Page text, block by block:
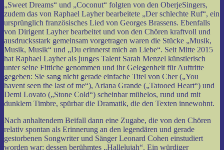
„Sweet Dreams“ und „Coconut“ folgten von den OberjeSingers,
zudem das von Raphael Layher bearbeitete „Der schlechte Ruf“, ein
ursprünglich französisches Lied von Georges Brassens. Ebenfalls
von Dirigent Layher bearbeitet und von den Chören kraftvoll und
ausdrucksstark gemeinsam vorgetragen waren die Stücke „Musik,
Musik, Musik“ und „Du erinnerst mich an Liebe“. Seit Mitte 2015
hat Raphael Layher als junges Talent Sarah Menzel künstlerisch
unter seine Fittiche genommen und ihr Gelegenheit für Auftritte
gegeben: Sie sang nicht gerade einfache Titel von Cher („You
havent seen the last of me“), Ariana Grande („Tatooed Heart“) und
Demi Lovato („Stone Cold“) scheinbar mühelos, rund und mit
dunklem Timbre, spürbar die Dramatik, die den Texten innewohnt.
Nach anhaltendem Beifall dann eine Zugabe, die von den Chören
relativ spontan als Erinnerung an den legendären und gerade
gestorbenen Songwriter und Sänger Leonard Cohen einstudiert
worden war: dessen berühmtes „Hallelujah“. Ein würdiger